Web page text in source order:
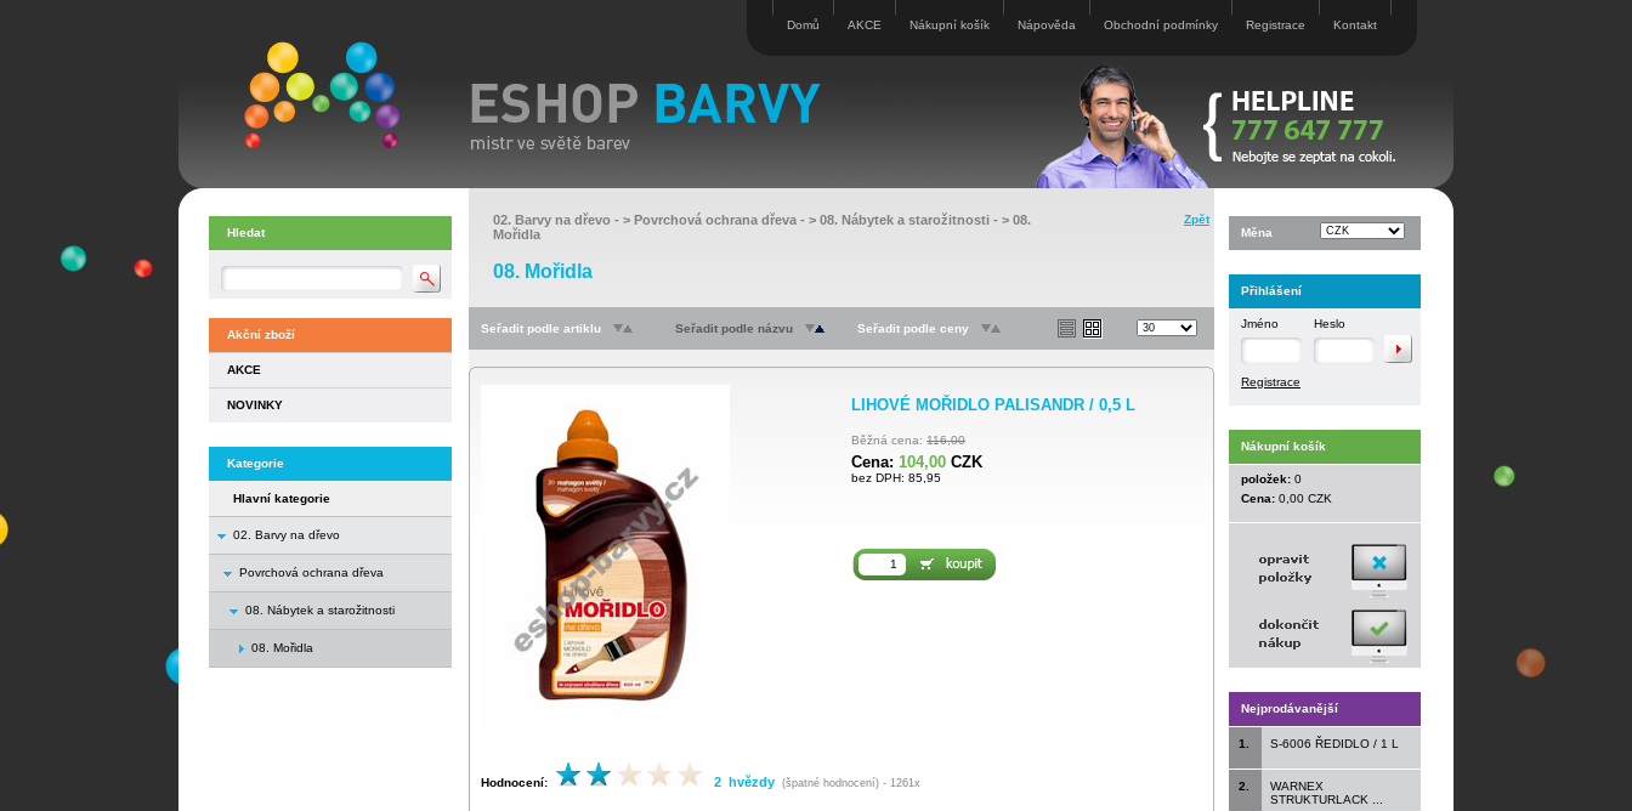
Domů AKCE Nákupní košík Nápověda Obchodní podmínky Registrace Kontakt
Hledat
Akční zboží
AKCE
NOVINKY
Kategorie
Hlavní kategorie
02. Barvy na dřevo
Povrchová ochrana dřeva
08. Nábytek a starožitnosti
08. Mořidla
02. Barvy na dřevo - > Povrchová ochrana dřeva - > 08. Nábytek a starožitnosti - > 08.
Mořidla
Zpět
08. Mořidla
Seřadit podle artiklu Seřadit podle názvu Seřadit podle ceny
LIHOVÉ MOŘIDLO PALISANDR / 0,5 L
Běžná cena: 116,00
Cena: 104,00 CZK
bez DPH: 85,95
Hodnocení: 2 hvězdy (špatné hodnocení) - 1261x
Měna
Přihlášení
Jméno Heslo
Registrace
Nákupní košík
položek: 0
Cena: 0,00 CZK
Nejprodávanější
1. S-6006 ŘEDIDLO / 1 L
2.
WARNEX
STRUKTURLACK ...